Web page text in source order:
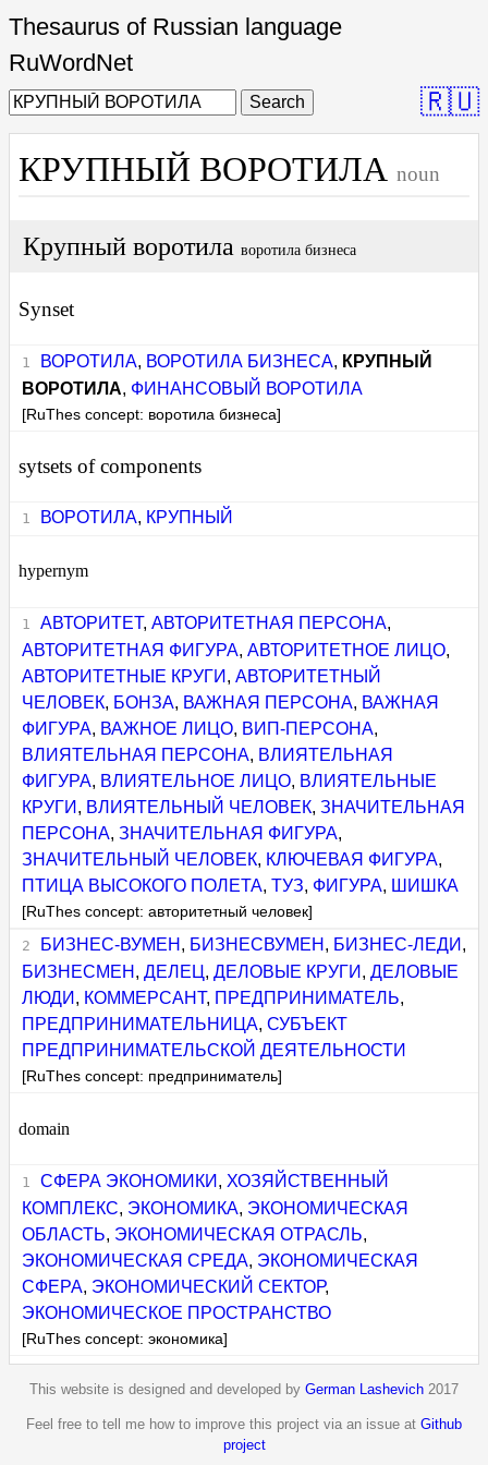
Thesaurus of Russian language
RuWordNet
Search 🇷🇺
КРУПНЫЙ ВОРОТИЛА noun
Крупный воротила воротила бизнеса
Synset
ВОРОТИЛА, ВОРОТИЛА БИЗНЕСА, КРУПНЫЙ
ВОРОТИЛА, ФИНАНСОВЫЙ ВОРОТИЛА
[RuThes concept: воротила бизнеса]
sytsets of components
ВОРОТИЛА, КРУПНЫЙ
hypernym
АВТОРИТЕТ, АВТОРИТЕТНАЯ ПЕРСОНА,
АВТОРИТЕТНАЯ ФИГУРА,АВТОРИТЕТНОЕ ЛИЦО,
АВТОРИТЕТНЫЕ КРУГИ ,АВТОРИТЕТНЫЙ
ЧЕЛОВЕК, БОНЗА, ВАЖНАЯ ПЕРСОНА, ВАЖНАЯ
ФИГУРА, ВАЖНОЕ ЛИЦО, ВИП-ПЕРСОНА,
ВЛИЯТЕЛЬНАЯ ПЕРСОНА, ВЛИЯТЕЛЬНАЯ
ФИГУРА, ВЛИЯТЕЛЬНОЕ ЛИЦО, ВЛИЯТЕЛЬНЫЕ
КРУГИ , ВЛИЯТЕЛЬНЫЙ ЧЕЛОВЕК,ЗНАЧИТЕЛЬНАЯ
ПЕРСОНА,ЗНАЧИТЕЛЬНАЯ ФИГУРА,
ЗНАЧИТЕЛЬНЫЙ ЧЕЛОВЕК, КЛЮЧЕВАЯ ФИГУРА,
ПТИЦА ВЫСОКОГО ПОЛЕТА,ТУЗ, ФИГУРА, ШИШКА
[RuThes concept: авторитетный человек]
БИЗНЕС-ВУМЕН , БИЗНЕСВУМЕН , БИЗНЕС-ЛЕДИ ,
БИЗНЕСМЕН ,ДЕЛЕЦ ,ДЕЛОВЫЕ КРУГИ ,ДЕЛОВЫЕ
ЛЮДИ , КОММЕРСАНТ, ПРЕДПРИНИМАТЕЛЬ,
ПРЕДПРИНИМАТЕЛЬНИЦА,СУБЪЕКТ
ПРЕДПРИНИМАТЕЛЬСКОЙ ДЕЯТЕЛЬНОСТИ
[RuThes concept: предприниматель]
domain
СФЕРА ЭКОНОМИКИ , ХОЗЯЙСТВЕННЫЙ
КОМПЛЕКС, ЭКОНОМИКА, ЭКОНОМИЧЕСКАЯ
ОБЛАСТЬ, ЭКОНОМИЧЕСКАЯ ОТРАСЛЬ,
ЭКОНОМИЧЕСКАЯ СРЕДА, ЭКОНОМИЧЕСКАЯ
СФЕРА, ЭКОНОМИЧЕСКИЙ СЕКТОР,
ЭКОНОМИЧЕСКОЕ ПРОСТРАНСТВО
[RuThes concept: экономика]
This website is designed and developed by German Lashevich 2017
Feel free to tell me how to improve this project via an issue at Github
project